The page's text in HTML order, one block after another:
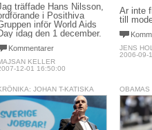
träffade Hans Nilsson,
i Posithiva
inför World Aids
idag den 1 december.
Kommentarer
KELLER
12-01 16:50:00
Är inte
till
JENS
2006-09-
JOHAN T-KATISKA OBAMAS